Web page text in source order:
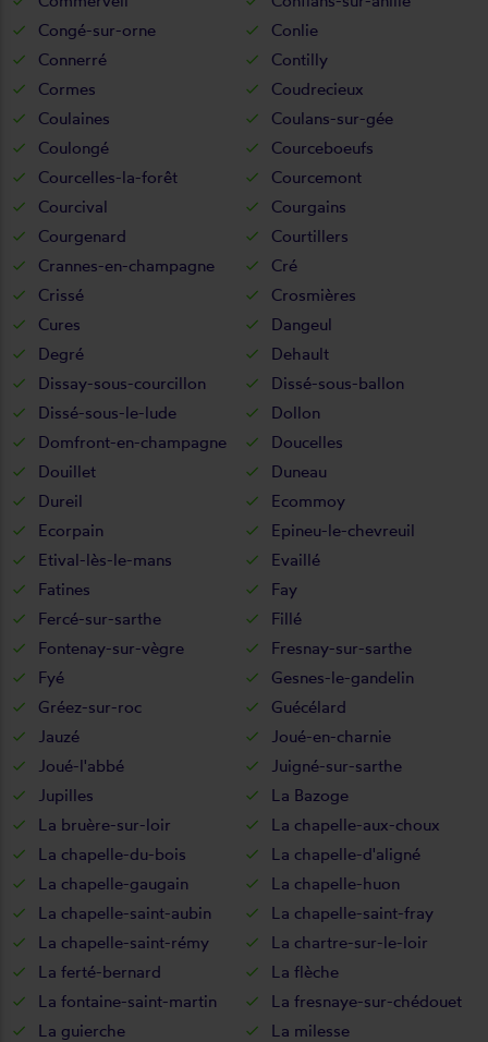
Congé-sur-orne
Conlie
Connerré
Contilly
Cormes
Coudrecieux
Coulaines
Coulans-sur-gée
Coulongé
Courceboeufs
Courcelles-la-forêt
Courcemont
Courcival
Courgains
Courgenard
Courtillers
Crannes-en-champagne
Cré
Crissé
Crosmières
Cures
Dangeul
Degré
Dehault
Dissay-sous-courcillon
Dissé-sous-ballon
Dissé-sous-le-lude
Dollon
Domfront-en-champagne
Doucelles
Douillet
Duneau
Dureil
Ecommoy
Ecorpain
Epineu-le-chevreuil
Etival-lès-le-mans
Evaillé
Fatines
Fay
Fercé-sur-sarthe
Fillé
Fontenay-sur-vègre
Fresnay-sur-sarthe
Fyé
Gesnes-le-gandelin
Gréez-sur-roc
Guécélard
Jauzé
Joué-en-charnie
Joué-l'abbé
Juigné-sur-sarthe
Jupilles
La Bazoge
La bruère-sur-loir
La chapelle-aux-choux
La chapelle-du-bois
La chapelle-d'aligné
La chapelle-gaugain
La chapelle-huon
La chapelle-saint-aubin
La chapelle-saint-fray
La chapelle-saint-rémy
La chartre-sur-le-loir
La ferté-bernard
La flèche
La fontaine-saint-martin
La fresnaye-sur-chédouet
La guierche
La milesse